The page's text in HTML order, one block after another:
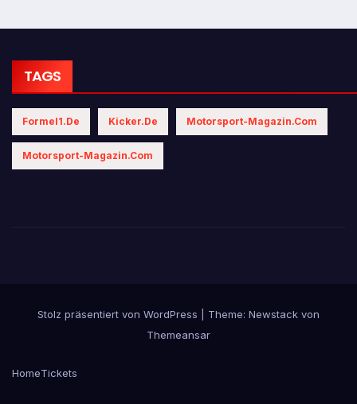
TAGS
Formel1.de Kicker.de Motorsport-Magazin.com
Motorsport-Magazin.com
Stolz präsentiert von WordPress Theme: Newstack von
Themeansar
HomeTickets